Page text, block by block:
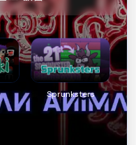
Sprunksters